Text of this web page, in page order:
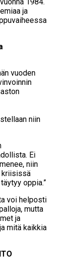
ja
vuoden
niin
Ei
niin
kriisissä
oppia.”
voi helposti
mutta
ja
mitä kaikkia